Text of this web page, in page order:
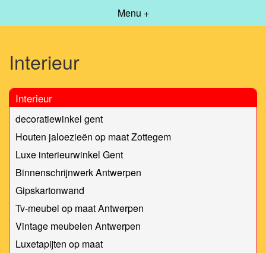
Menu +
Interieur
Interieur
decoratiewinkel gent
Houten jaloezieën op maat Zottegem
Luxe interieurwinkel Gent
Binnenschrijnwerk Antwerpen
Gipskartonwand
Tv-meubel op maat Antwerpen
Vintage meubelen Antwerpen
Luxetapijten op maat